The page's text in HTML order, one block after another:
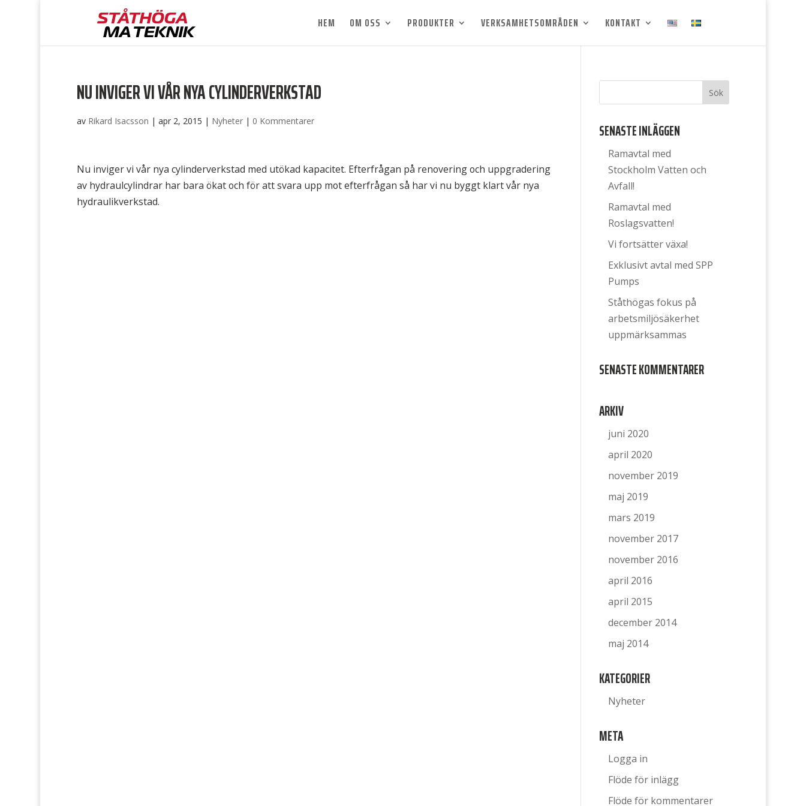
HEM OM OSS PRODUKTER VERKSAMHETSOMRÅDEN KONTAKT
NU INVIGER VI VÅR NYA CYLINDERVERKSTAD
av Rikard Isacsson | apr 2, 2015 | Nyheter| 0 Kommentarer
Nu inviger vi vår nya cylinderverkstad med utökad kapacitet. Efterfrågan på renovering och uppgradering
av hydraulcylindrar har bara ökat och för att svara upp mot efterfrågan så har vi nu byggt klart vår nya
hydraulikverkstad.
SENASTE INLÄGGEN
Ramavtal med
Stockholm Vatten och
Avfall!
Ramavtal med
Roslagsvatten!
Vi fortsätter växa!
Exklusivt avtal med SPP
Pumps
Ståthögas fokus på
arbetsmiljösäkerhet
uppmärksammas
SENASTE KOMMENTARER
ARKIV
juni 2020
april 2020
november 2019
maj 2019
mars 2019
november 2017
november 2016
april 2016
april 2015
december 2014
maj 2014
KATEGORIER
Nyheter
META
Logga in
Flöde för inlägg
Flöde för kommentarer